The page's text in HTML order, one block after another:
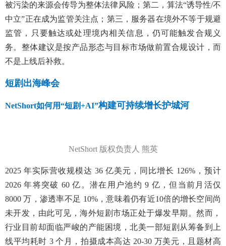
被污染的来源会传导为整体法律风险；第二，算法“诱导性/不
中立”正在成为监管关注点；第三，服务器在境外不等于规避
监管，只要触达或处理境内相关信息，仍可能触发合规义
务。整体建议是按产品形态与目标市场做前置合规设计，而
不是上线后补救。
短剧出海峰会
NetShort如何用“短剧+AI”构建可持续增长护城河
NetShort 版权负责人 熊英
2025 年实际营收规模达 36 亿美元，同比增长 126%，预计
2026 年将突破 60 亿。潜在用户池约 9 亿，但当前月活仅
8000 万，渗透率不足 10%，意味着仍有近10倍的增长空间尚
未开发，由此可见，海外短剧市场正处于爆发早期。然而，
行业目前却面临严峻的产能困境，北美一部短剧从筹备到上
线平均耗时 3 个月，拍摄成本高达 20-30 万美元，且题材高